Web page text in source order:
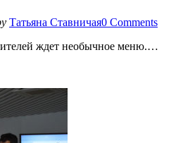
Татьяна Ставничая0 Comments
ждет необычное меню.…